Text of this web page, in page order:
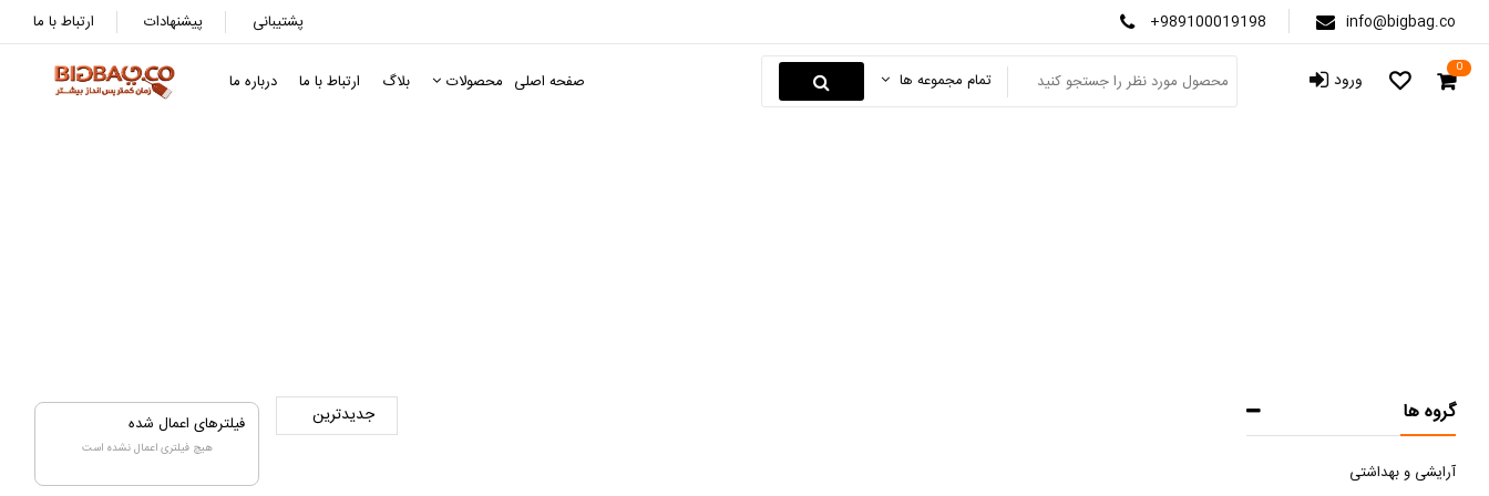
ارتباط با ما پیشنهادات پشتیبانی +989100019198 info@bigbag.co
صفحه اصلی محصولات بلاگ ارتباط با ما درباره ما تمام مجموعه ها ورود 0
فیلترهای اعمال شده
هیچ فیلتری اعمال نشده است
گروه ها
آرایشی و بهداشتی